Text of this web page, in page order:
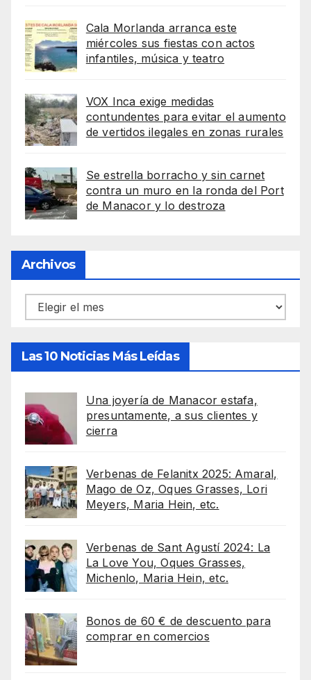
Cala Morlanda arranca este
miércoles sus fiestas con actos
infantiles, música y teatro
VOX Inca exige medidas
contundentes para evitar el aumento
de vertidos ilegales en zonas rurales
Se estrella borracho y sin carnet
contra un muro en la ronda del Port
de Manacor y lo destroza
Archivos
Archivos
Las 10 Noticias Más Leídas
Una joyería de Manacor estafa,
presuntamente, a sus clientes y
cierra
Verbenas de Felanitx 2025: Amaral,
Mago de Oz, Oques Grasses, Lori
Meyers, Maria Hein, etc.
Verbenas de Sant Agustí 2024: La
La Love You, Oques Grasses,
Michenlo, Maria Hein, etc.
Bonos de 60 € de descuento para
comprar en comercios